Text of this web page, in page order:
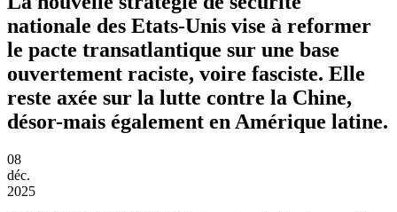
nationale des Etats-Unis vise à reformer
le pacte transatlantique sur une base
ouvertement raciste, voire fasciste. Elle
reste axée sur la lutte contre la Chine,
désor-mais également en Amérique latine.
08
déc.
2025